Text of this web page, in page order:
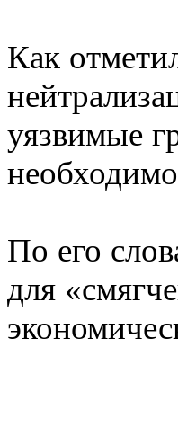
Как
уязвимые
По его
для